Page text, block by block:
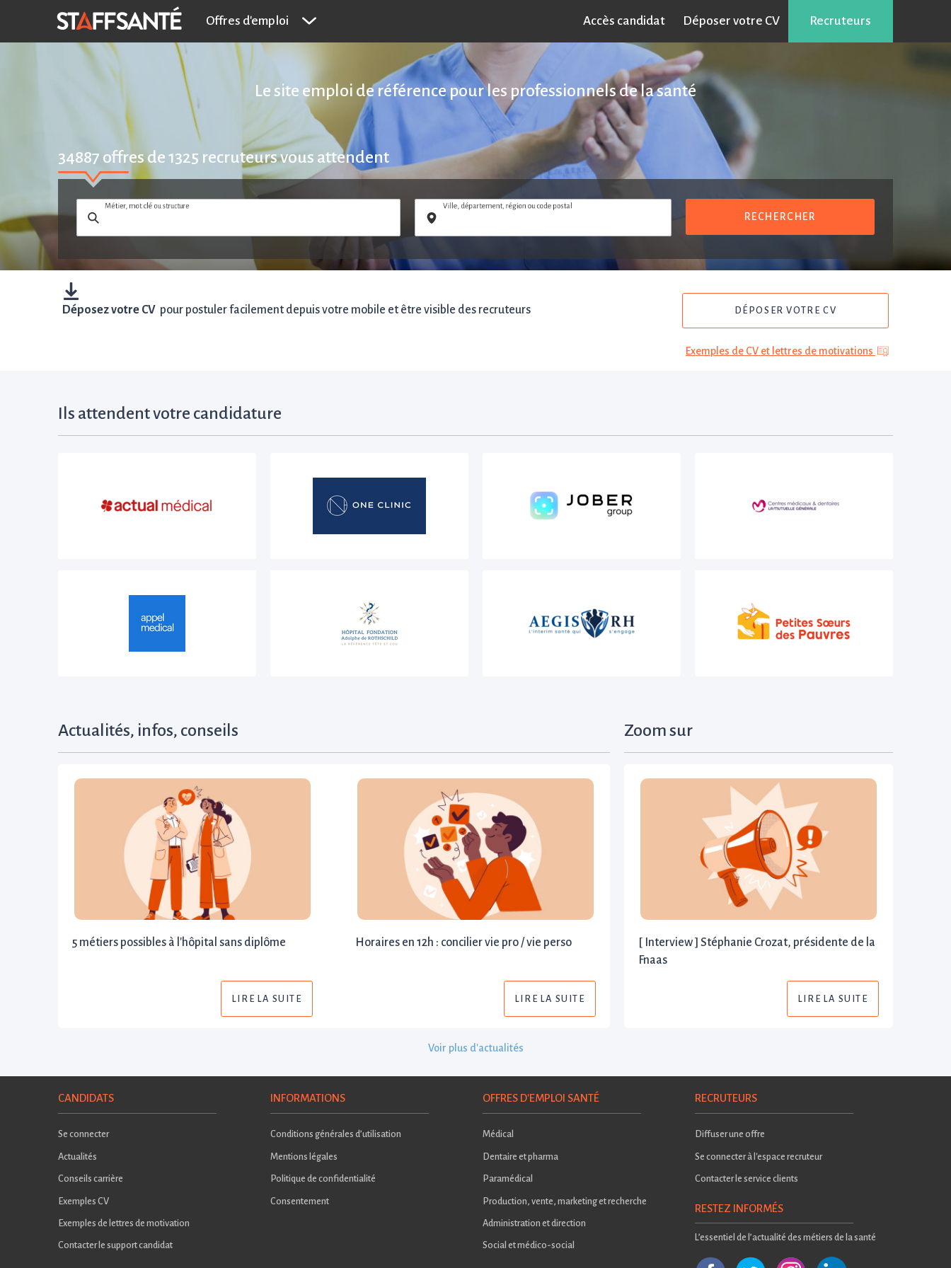
Offres d'emploi Accès candidat Déposer votre CV Recruteurs
Le site emploi de référence pour les professionnels de la santé
34887 offres de1325 recruteurs vous attendent
Métier, mot clé ou structure Ville, département, région ou code postal
RECHERCHER
Déposez votre CV pour postuler facilement depuis votre mobile et être visible des recruteurs DÉPOSER VOTRE CV
Exemples de CV et lettres de motivations
Ils attendent votre candidature
Actualités, infos, conseils
5 métiers possibles à l'hôpital sans diplôme
LIRE LA SUITE
Horaires en 12h : concilier vie pro / vie perso
LIRE LA SUITE
Zoom sur
[ Interview ] Stéphanie Crozat, présidente de la
Fnaas
LIRE LA SUITE
Voir plus d'actualités
CANDIDATS
Se connecter
Actualités
Conseils carrière
Exemples CV
Exemples de lettres de motivation
Contacter le support candidat
INFORMATIONS
Conditions générales d’utilisation
Mentions légales
Politique de confidentialité
Consentement
OFFRES D'EMPLOI SANTÉ
Médical
Dentaire et pharma
Paramédical
Production, vente, marketing et recherche
Administration et direction
Social et médico-social
RECRUTEURS
Diffuser une offre
Se connecter à l'espace recruteur
Contacter le service clients
RESTEZ INFORMÉS
L’essentiel de l’actualité des métiers de la santé